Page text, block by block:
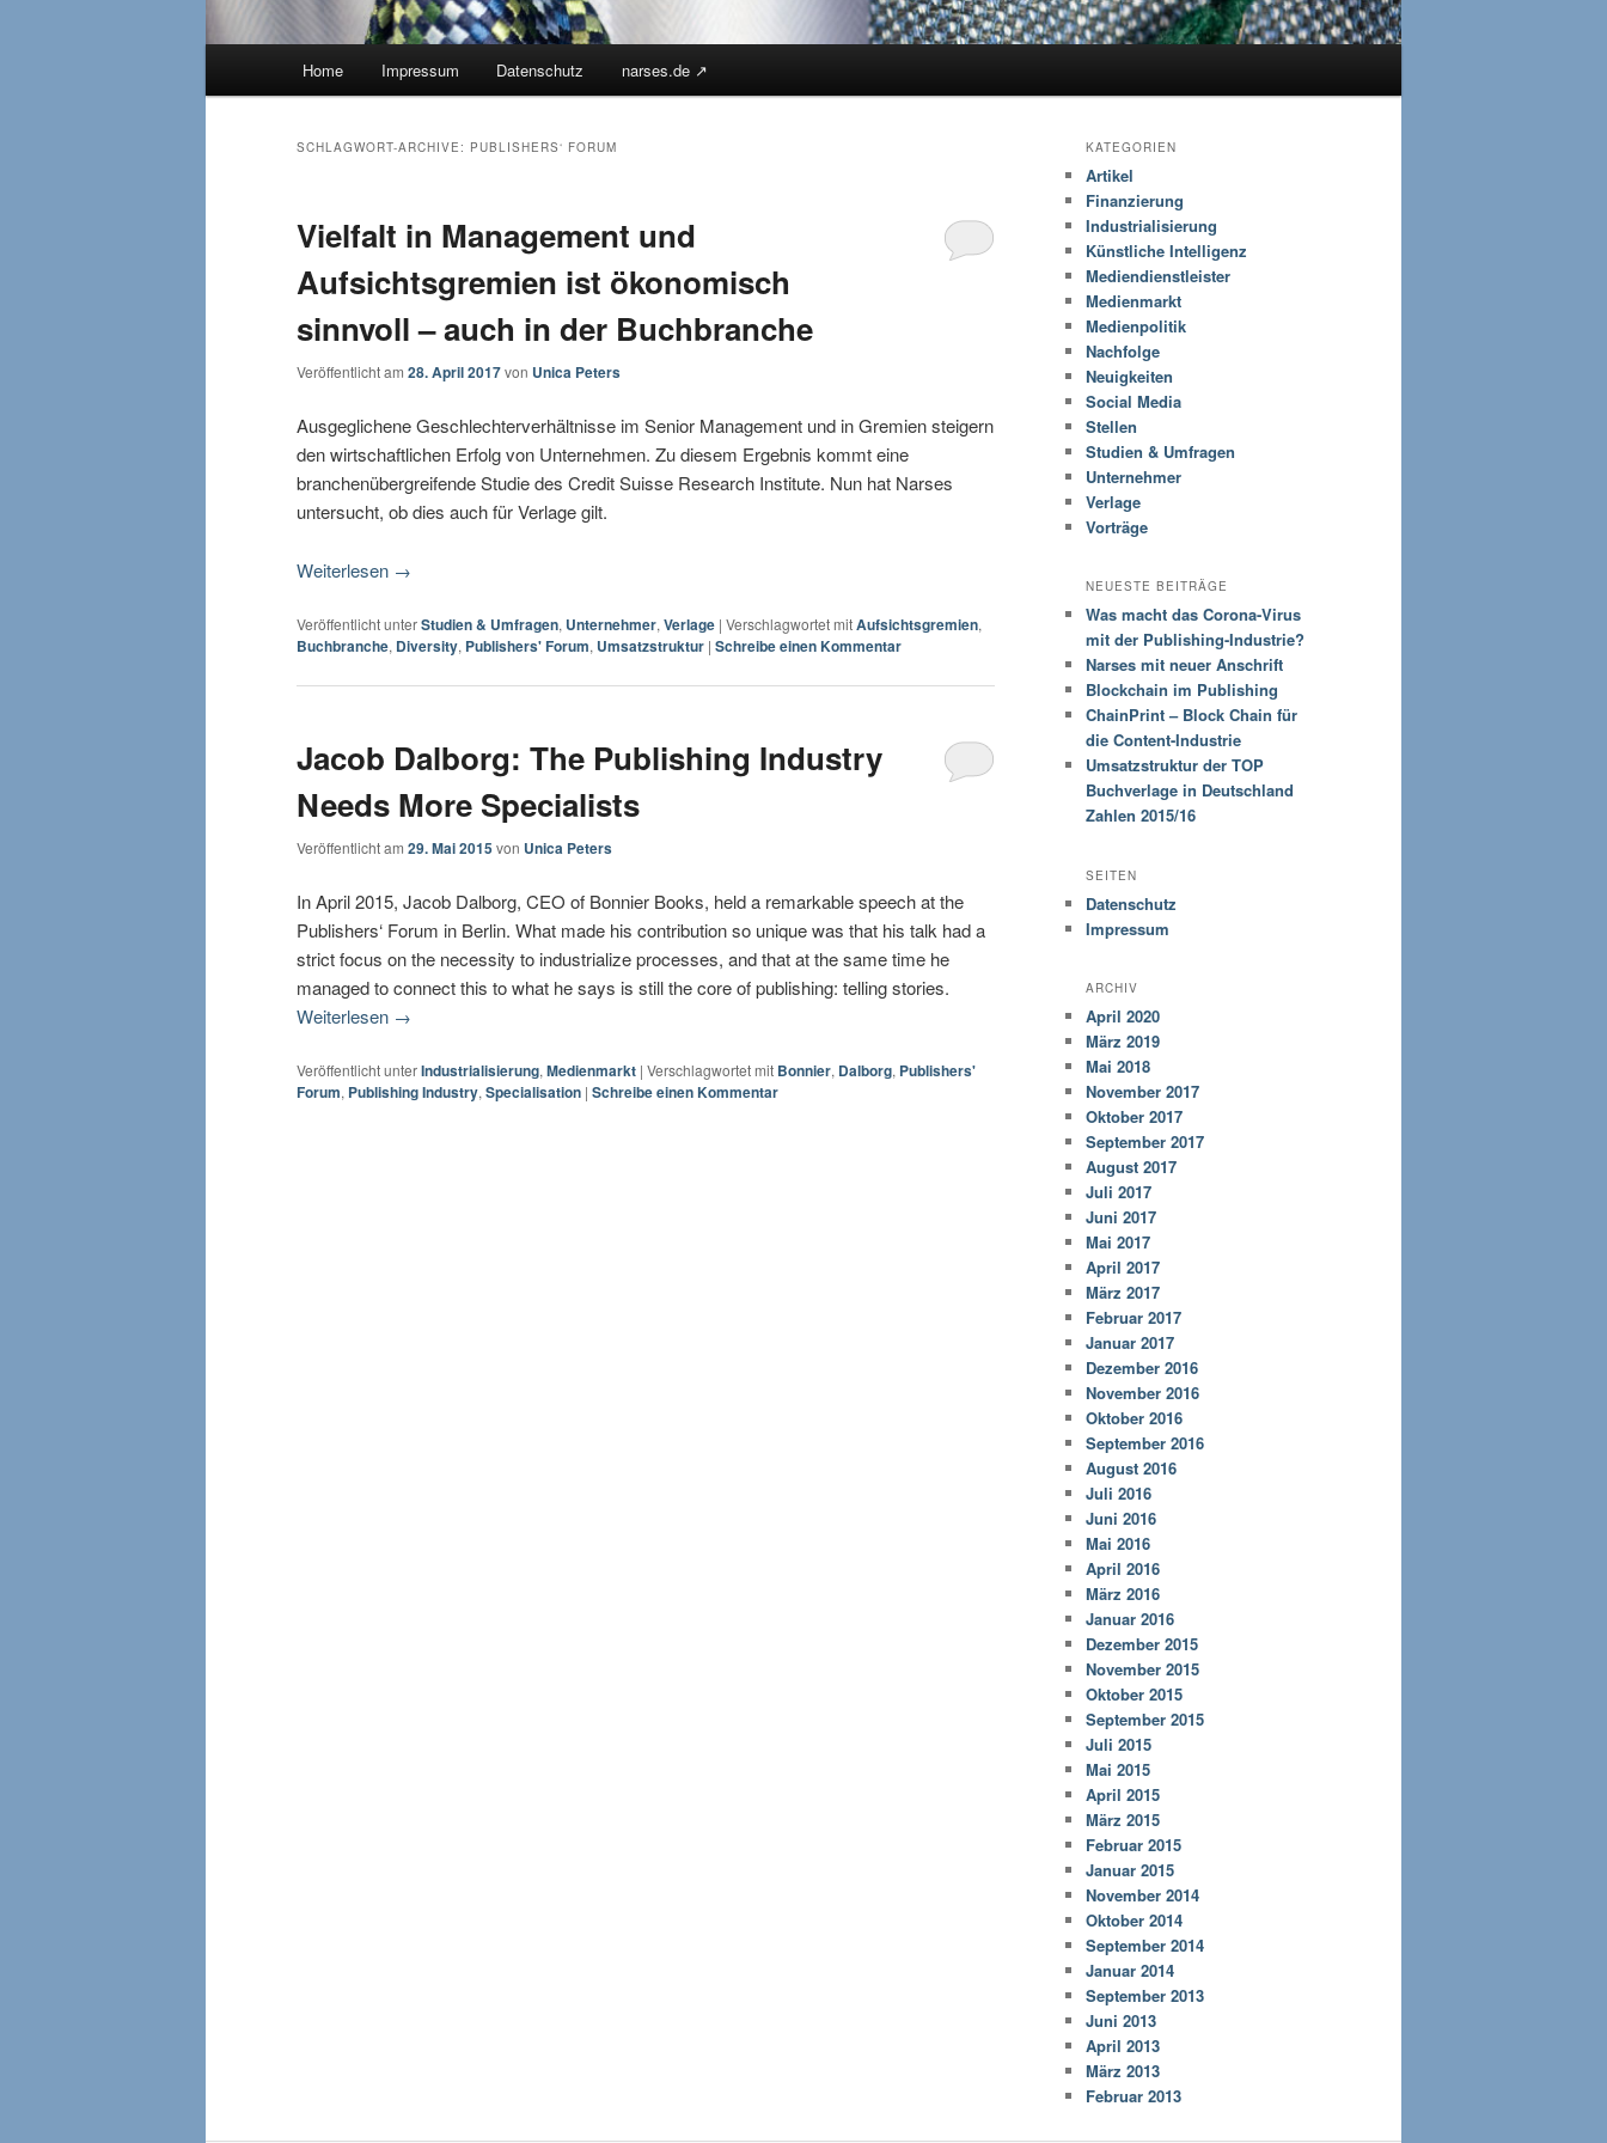
Home Impressum Datenschutz narses.de ↗︎
SCHLAGWORT-ARCHIVE: PUBLISHERS‘ FORUM
Vielfalt in Management und
Aufsichtsgremien ist ökonomisch
sinnvoll – auch in der Buchbranche
Veröffentlicht am 28. April 2017von Unica Peters
Ausgeglichene Geschlechterverhältnisse im Senior Management und in Gremien steigern
den wirtschaftlichen Erfolg von Unternehmen. Zu diesem Ergebnis kommt eine
branchenübergreifende Studie des Credit Suisse Research Institute. Nun hat Narses
untersucht, ob dies auch für Verlage gilt.
Weiterlesen →
Veröffentlicht unterStudien & Umfragen, Unternehmer, Verlage | Verschlagwortet mitAufsichtsgremien,
Buchbranche, Diversity, Publishers' Forum, Umsatzstruktur | Schreibe einen Kommentar
Jacob Dalborg: The Publishing Industry
Needs More Specialists
Veröffentlicht am 29. Mai 2015von Unica Peters
In April 2015, Jacob Dalborg, CEO of Bonnier Books, held a remarkable speech at the
Publishers‘ Forum in Berlin. What made his contribution so unique was that his talk had a
strict focus on the necessity to industrialize processes, and that at the same time he
managed to connect this to what he says is still the core of publishing: telling stories.
Weiterlesen →
Veröffentlicht unterIndustrialisierung, Medienmarkt | Verschlagwortet mit Bonnier, Dalborg, Publishers'
Forum, Publishing Industry, Specialisation | Schreibe einen Kommentar
KATEGORIEN
Artikel
Finanzierung
Industrialisierung
Künstliche Intelligenz
Mediendienstleister
Medienmarkt
Medienpolitik
Nachfolge
Neuigkeiten
Social Media
Stellen
Studien & Umfragen
Unternehmer
Verlage
Vorträge
NEUESTE BEITRÄGE
Was macht das Corona-Virus
mit der Publishing-Industrie?
Narses mit neuer Anschrift
Blockchain im Publishing
ChainPrint – Block Chain für
die Content-Industrie
Umsatzstruktur der TOP
Buchverlage in Deutschland
Zahlen 2015/16
SEITEN
Datenschutz
Impressum
ARCHIV
April 2020
März 2019
Mai 2018
November 2017
Oktober 2017
September 2017
August 2017
Juli 2017
Juni 2017
Mai 2017
April 2017
März 2017
Februar 2017
Januar 2017
Dezember 2016
November 2016
Oktober 2016
September 2016
August 2016
Juli 2016
Juni 2016
Mai 2016
April 2016
März 2016
Januar 2016
Dezember 2015
November 2015
Oktober 2015
September 2015
Juli 2015
Mai 2015
April 2015
März 2015
Februar 2015
Januar 2015
November 2014
Oktober 2014
September 2014
Januar 2014
September 2013
Juni 2013
April 2013
März 2013
Februar 2013